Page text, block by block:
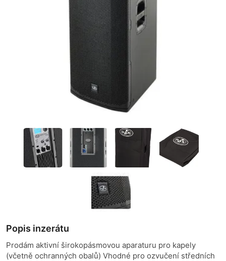
Popis inzerátu
Prodám aktivní širokopásmovou aparaturu pro kapely
(včetně ochranných obalů) Vhodné pro ozvučení středních